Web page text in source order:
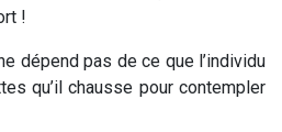
!
dépend pas de ce que l’individu
qu’il chausse pour contempler